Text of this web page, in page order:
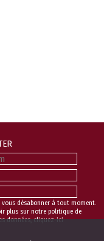
vous désabonner à tout moment.
plus sur notre politique de
données,cliquez-ici